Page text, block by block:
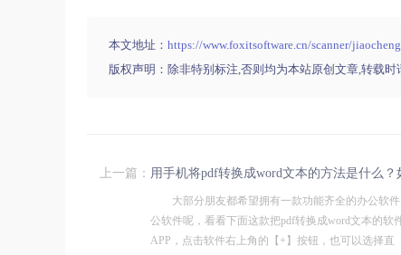
本文地址： https://www.foxitsoftware.cn/scanner/
版权声明：除非特别标注,否则均为本站原创文章,转载
上一篇： 用手机将pdf转换成word文本的方法是什么？
大部分朋友都希望拥有一款功能齐全的办公软件
公软件呢，看看下面这款把pdf转换成word文本
APP，点击软件右上角的【+】按钮，也可以选择直